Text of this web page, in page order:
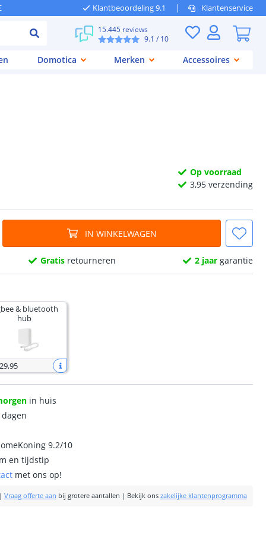
Klantbeoordeling 9.1 Klantenservice
15.445 reviews
9.1 / 10
Domotica Merken Accessoires
Op voorraad
3,95 verzending
IN WINKELWAGEN
Gratis retourneren 2 jaargarantie
& bluetooth
hub
,95
in huis
9.2/10
en tijdstip
met ons op!
| Vraag offerte aan bij grotere aantallen | Bekijk ons zakelijke klantenprogramma